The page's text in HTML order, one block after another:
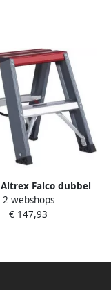
Falco dubbel
FDO 2 zonder
beugel |
2 webshops
€ 147,93